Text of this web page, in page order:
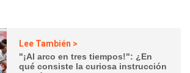
Lee También >
"¡Al arco en tres tiempos!": ¿En
qué consiste la curiosa instrucción